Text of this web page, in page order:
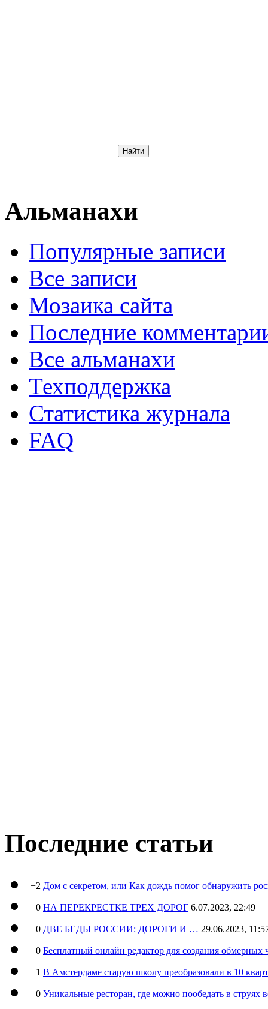
Альманахи
Популярные записи
Все записи
Мозаика сайта
Последние
Все альманахи
Техподдержка
Статистика журнала
FAQ
Последние статьи
+2 Дом с секретом, или Как дождь помог обнаружить
0 НА ПЕРЕКРЕСТКЕ ТРЕХ ДОРОГ 6.07.2023, 22:49
0 ДВЕ БЕДЫ РОССИИ: ДОРОГИ И … 29.06.2023,
0 Бесплатный онлайн редактор для создания обмерных
+1 В Амстердаме старую школу преобразовали в 10
0 Уникальные ресторан, где можно пообедать в струях